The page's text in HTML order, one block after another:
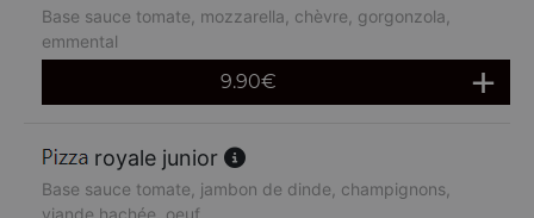
Base sauce tomate, mozzarella, chèvre, gorgonzola,
emmental
9.90€
royale junior
Base sauce tomate, jambon de dinde, champignons,